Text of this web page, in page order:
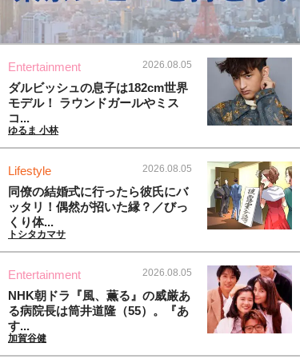
Entertainment 2026.08.05
ダルビッシュの息子は182cm世界
モデル！ ラウンドガールやミス
コ...
ゆるま 小林
Lifestyle 2026.08.05
同僚の結婚式に行ったら彼氏にバ
ッタリ！偶然が招いた縁？／びっ
くり体...
トシタカマサ
Entertainment 2026.08.05
NHK朝ドラ『風、薫る』の威厳あ
る病院長は筒井道隆（55）。『あ
す...
加賀谷健